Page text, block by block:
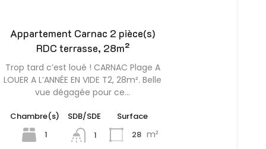
Appartement Carnac 2 pièce(s)
RDC terrasse, 28m²
Trop tard c’est loué ! CARNAC Plage A
LOUER A L’ANNÉE EN VIDE T2, 28m². Belle
vue dégagée pour ce…
Chambre(s)
1
SDB/SDE
1
Surface
28 m²